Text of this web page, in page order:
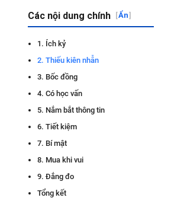
Các nội dung chính [Ẩn]
1. Ích kỷ
2. Thiếu kiên nhẫn
3. Bốc đồng
4. Có học vấn
5. Nắm bắt thông tin
6. Tiết kiệm
7. Bí mật
8. Mua khi vui
9. Đắng đo
Tổng kết